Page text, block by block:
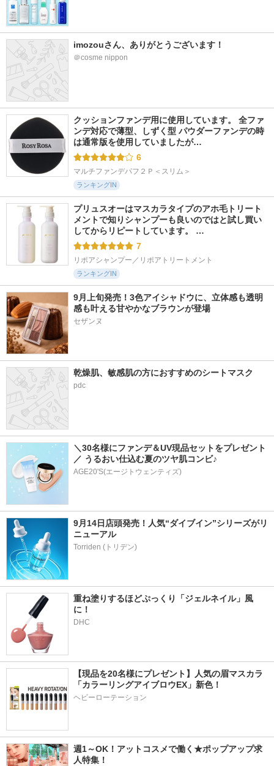
imozouさん、ありがとうございます！
＠cosme nippon
クッションファンデ用に使用しています。 全ファ
ンデ対応で薄型、しずく型 パウダーファンデの時
は通常版を使用していましたが…
6
マルチファンデパフ２Ｐ＜スリム＞
ランキングIN
プリュスオーはマスカラタイプのアホ毛トリート
メントで知りシャンプーも良いのではと試し買い
してからリピートしています。 …
7
リポアシャンプー／リポアトリートメント
ランキングIN
9月上旬発売！3色アイシャドウに、立体感も透明
感も叶える甘やかなブラウンが登場
乾燥肌、敏感肌の方におすすめのシートマスク
pdc
＼30名様にファンデ＆UV現品セットをプレゼント
／ うるおい仕込む夏のツヤ肌コンビ♪
AGE20'S(エージトウェンティズ)
9月14日店頭発売！人気“ダイブイン”シリーズがリ
ニューアル
重ね塗りするほどぷっくり「ジェルネイル」風
に！
DHC
【現品を20名様にプレゼント】人気の眉マスカラ
「カラーリングアイブロウEX」新色！
ヘビーローテーション
週1～OK！アットコスメで働く★ポップアップ求
人特集！